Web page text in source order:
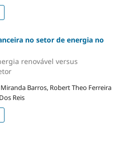
no setor de energia no
renovável versus
Barros, Robert Theo Ferreira
Reis